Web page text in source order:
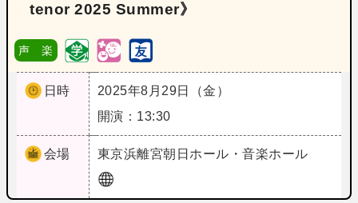
tenor 2025 Summer》
声 楽
日時
2025年8月29日（金）
開演：13:30
会場 東京浜離宮朝日ホール・音楽ホール